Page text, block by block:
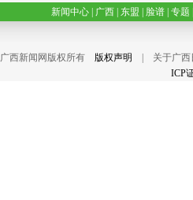
新闻中心 广西 东盟 脸谱 专题
广西新闻网版权所有 版权声明
| 关于广
ICP